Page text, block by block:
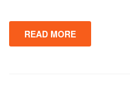
READ MORE